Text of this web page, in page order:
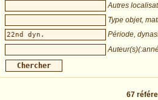
Autres
Type objet,
Période,
67